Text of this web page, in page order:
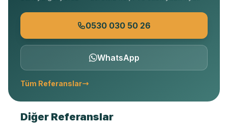
0530 030 50 26
WhatsApp
Tüm Referanslar
Diğer Referanslar